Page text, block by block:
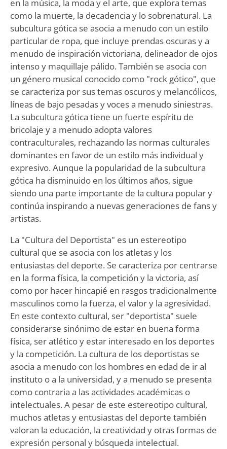
en la música, la moda y el arte, que explora temas
como la muerte, la decadencia y lo sobrenatural. La
subcultura gótica se asocia a menudo con un estilo
particular de ropa, que incluye prendas oscuras y a
menudo de inspiración victoriana, delineador de ojos
intenso y maquillaje pálido. También se asocia con
un género musical conocido como "rock gótico", que
se caracteriza por sus temas oscuros y melancólicos,
líneas de bajo pesadas y voces a menudo siniestras.
La subcultura gótica tiene un fuerte espíritu de
bricolaje y a menudo adopta valores
contraculturales, rechazando las normas culturales
dominantes en favor de un estilo más individual y
expresivo. Aunque la popularidad de la subcultura
gótica ha disminuido en los últimos años, sigue
siendo una parte importante de la cultura popular y
continúa inspirando a nuevas generaciones de fans y
artistas.
La "Cultura del Deportista" es un estereotipo
cultural que se asocia con los atletas y los
entusiastas del deporte. Se caracteriza por centrarse
en la forma física, la competición y la victoria, así
como por hacer hincapié en rasgos tradicionalmente
masculinos como la fuerza, el valor y la agresividad.
En este contexto cultural, ser "deportista" suele
considerarse sinónimo de estar en buena forma
física, ser atlético y estar interesado en los deportes
y la competición. La cultura de los deportistas se
asocia a menudo con los hombres en edad de ir al
instituto o a la universidad, y a menudo se presenta
como contraria a las actividades académicas o
intelectuales. A pesar de este estereotipo cultural,
muchos atletas y entusiastas del deporte también
valoran la educación, la creatividad y otras formas de
expresión personal y búsqueda intelectual.